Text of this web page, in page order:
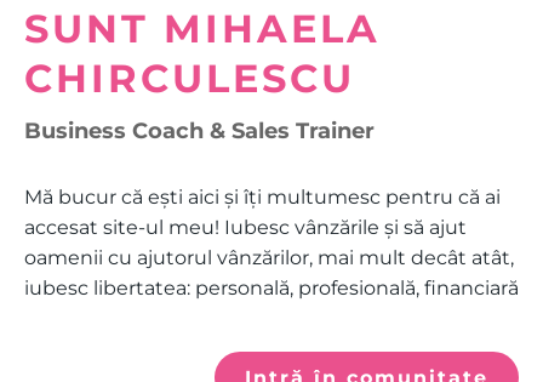
SUNT MIHAELA
CHIRCULESCU
Business Coach & Sales Trainer
Mă bucur că ești aici și îți multumesc pentru că ai
accesat site-ul meu! Iubesc vânzările și să ajut
oamenii cu ajutorul vânzărilor, mai mult decât atât,
iubesc libertatea: personală, profesională, financiară